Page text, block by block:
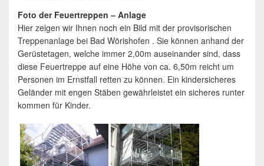
Foto der Feuertreppen – Anlage
Hier zeigen wir Ihnen noch ein Bild mit der provisorischen
Treppenanlage bei Bad Wörishofen . Sie können anhand der
Gerüstetagen, welche immer 2,00m auseinander sind, dass
diese Feuertreppe auf eine Höhe von ca. 6,50m reicht um
Personen im Ernstfall retten zu können. Ein kindersicheres
Geländer mit engen Stäben gewährleistet ein sicheres runter
kommen für Kinder.